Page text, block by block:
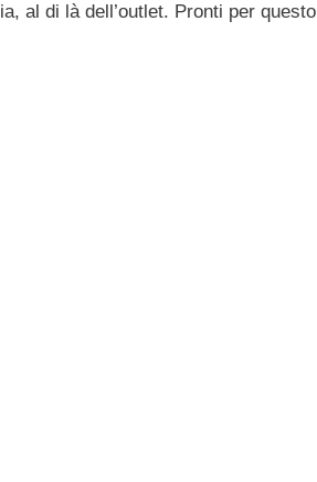
al di là dell’outlet. Pronti per questo